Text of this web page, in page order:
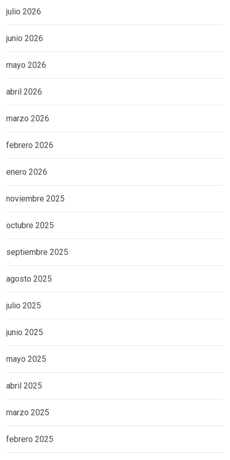
julio 2026
junio 2026
mayo 2026
abril 2026
marzo 2026
febrero 2026
enero 2026
noviembre 2025
octubre 2025
septiembre 2025
agosto 2025
julio 2025
junio 2025
mayo 2025
abril 2025
marzo 2025
febrero 2025